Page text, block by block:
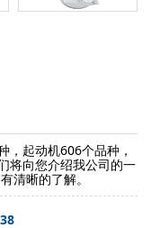
，起动机606个品种，
将向您介绍我公司的一
清晰的了解。